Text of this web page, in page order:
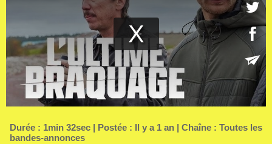
Durée : 1min 32sec | Postée : Il y a 1 an | Chaîne : Toutes les
bandes-annonces